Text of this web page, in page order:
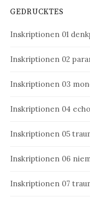
GEDRUCKTES
Inskriptionen 01
Inskriptionen 02
Inskriptionen 03
Inskriptionen 04
Inskriptionen 05
Inskriptionen 06
Inskriptionen 07